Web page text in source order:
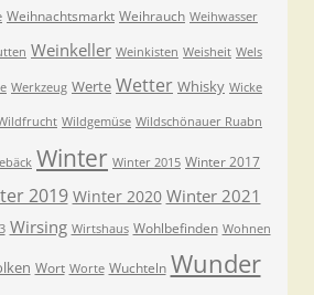
Weihnachtsmarkt Weihrauch Weihwasser
Weinkeller Weinkisten Weisheit Wels
Werkzeug Werte Wetter Whisky Wicke
Wildgemüse Wildschönauer Ruabn
Winter Winter 2015 Winter 2017
2019 Winter 2020 Winter 2021
Wirsing Wirtshaus Wohlbefinden Wohnen
Wort Worte Wuchteln Wunder